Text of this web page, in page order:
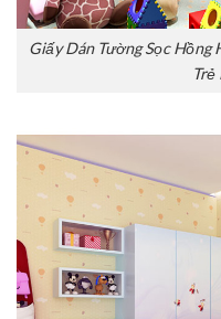
Giấy Dán Tường Sọc
Trẻ